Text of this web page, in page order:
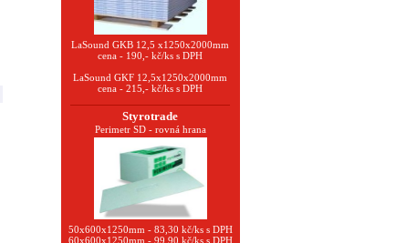
LaSound GKB 12,5 x1250x2000mm
cena - 190,- kč/ks s DPH
LaSound GKF 12,5x1250x2000mm
cena - 215,- kč/ks s DPH
Styrotrade
Perimetr SD - rovná hrana
50x600x1250mm - 83,30 kč/ks s DPH
60x600x1250mm - 99,90 kč/ks s DPH